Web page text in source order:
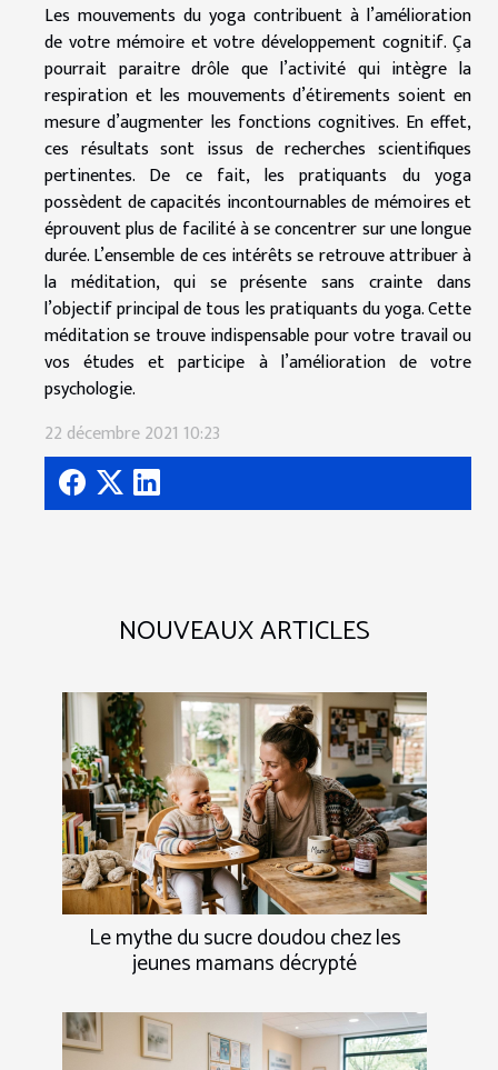
NOUVEAUX ARTICLES
Le mythe du sucre doudou chez les
jeunes mamans décrypté
Les mouvements du yoga contribuent à l’amélioration
de votre mémoire et votre développement cognitif. Ça
pourrait paraitre drôle que l’activité qui intègre la
respiration et les mouvements d’étirements soient en
mesure d’augmenter les fonctions cognitives. En effet,
ces résultats sont issus de recherches scientifiques
pertinentes. De ce fait, les pratiquants du yoga
possèdent de capacités incontournables de mémoires et
éprouvent plus de facilité à se concentrer sur une longue
durée. L’ensemble de ces intérêts se retrouve attribuer à
la méditation, qui se présente sans crainte dans
l’objectif principal de tous les pratiquants du yoga. Cette
méditation se trouve indispensable pour votre travail ou
vos études et participe à l’amélioration de votre
psychologie.
22 décembre 2021 10:23